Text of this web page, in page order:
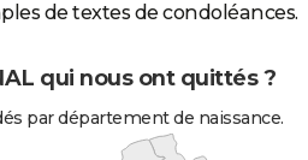
de textes de condoléances.
qui nous ont quittés ?
par département de naissance.